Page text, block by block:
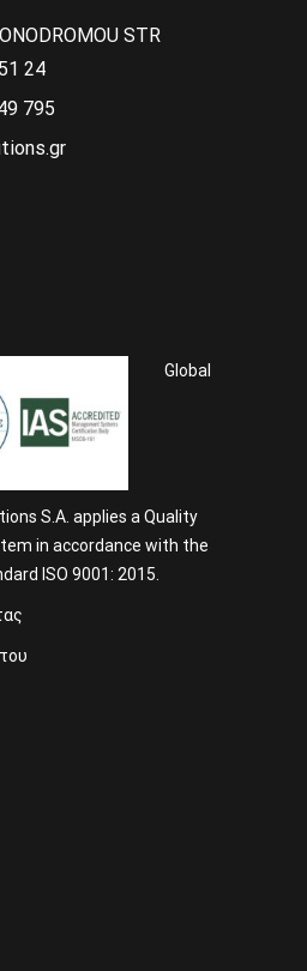
STR
24
795
Global
S.A. applies a Quality
in accordance with the
ISO 9001: 2015.